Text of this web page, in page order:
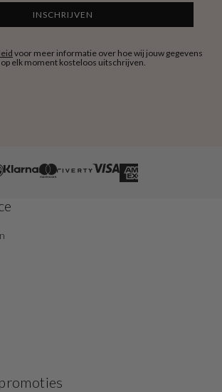
INSCHRIJVEN
voor meer informatie over hoe wij jouw gegevens
elk moment kosteloos uitschrijven.